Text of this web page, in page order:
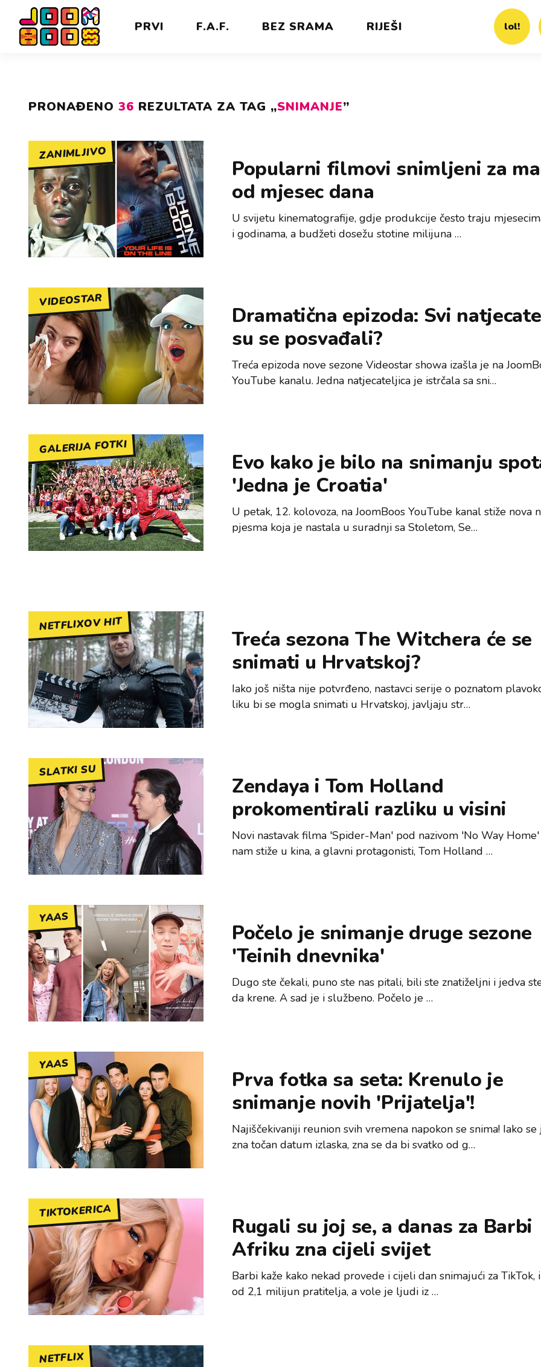
PRVI F.A.F. BEZ SRAMA RIJEŠI lol!
PRONAĐENO 36 REZULTATA ZA TAG „SNIMANJE”
ZANIMLJIVO
Popularni filmovi snimljeni za
od mjesec dana
U svijetu kinematografije, gdje produkcije često traju
i godinama, a budžeti dosežu stotine milijuna …
VIDEOSTAR
Dramatična epizoda: Svi
su se posvađali?
Treća epizoda nove sezone Videostar showa izašla je na
YouTube kanalu. Jedna natjecateljica je istrčala sa sni…
GALERIJA FOTKI
Evo kako je bilo na snimanju
'Jedna je Croatia'
U petak, 12. kolovoza, na JoomBoos YouTube kanal stiže nova
pjesma koja je nastala u suradnji sa Stoletom, Se…
NETFLIXOV HIT
Treća sezona The Witchera će se
snimati u Hrvatskoj?
Iako još ništa nije potvrđeno, nastavci serije o poznatom
liku bi se mogla snimati u Hrvatskoj, javljaju str…
SLATKI SU
Zendaya i Tom Holland
prokomentirali razliku u visini
Novi nastavak filma 'Spider-Man' pod nazivom 'No Way
nam stiže u kina, a glavni protagonisti, Tom Holland …
YAAS
Počelo je snimanje druge sezone
'Teinih dnevnika'
Dugo ste čekali, puno ste nas pitali, bili ste znatiželjni i jedva
da krene. A sad je i službeno. Počelo je …
YAAS
Prva fotka sa seta: Krenulo je
snimanje novih 'Prijatelja'!
Najiščekivaniji reunion svih vremena napokon se snima! Iako se
zna točan datum izlaska, zna se da bi svatko od g…
TIKTOKERICA
Rugali su joj se, a danas za Barbi
Afriku zna cijeli svijet
Barbi kaže kako nekad provede i cijeli dan snimajući za TikTok,
od 2,1 milijun pratitelja, a vole je ljudi iz …
NETFLIX